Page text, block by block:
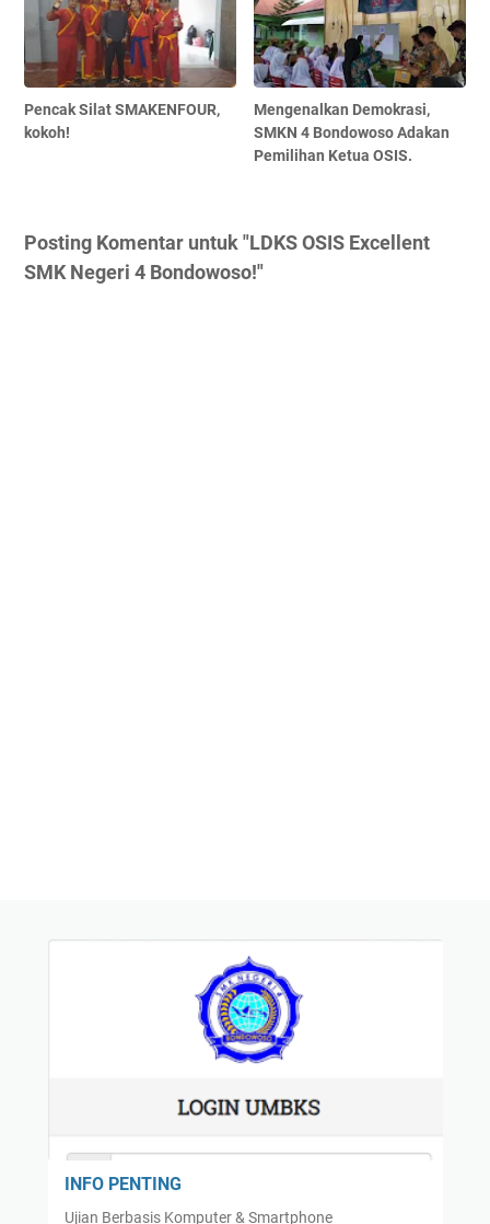
Pencak Silat SMAKENFOUR,
kokoh!
Mengenalkan Demokrasi,
SMKN 4 Bondowoso Adakan
Pemilihan Ketua OSIS.
Posting Komentar untuk "LDKS OSIS Excellent
SMK Negeri 4 Bondowoso!"
INFO PENTING
Ujian Berbasis Komputer & Smartphone